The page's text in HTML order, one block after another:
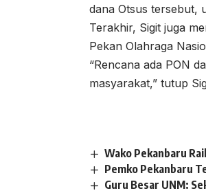
dana Otsus tersebut,
Terakhir, Sigit juga
Pekan Olahraga
“Rencana ada PON
masyarakat,” tutup
Wako Pekanbaru
Pemko Pekanbaru
Guru Besar UNM: